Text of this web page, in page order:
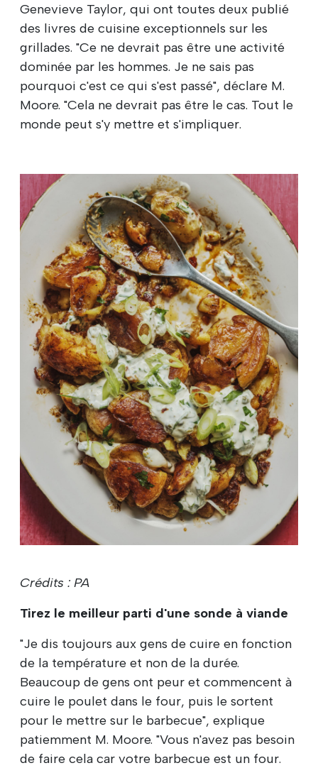
Genevieve Taylor, qui ont toutes deux publié
des livres de cuisine exceptionnels sur les
grillades. "Ce ne devrait pas être une activité
dominée par les hommes. Je ne sais pas
pourquoi c'est ce qui s'est passé", déclare M.
Moore. "Cela ne devrait pas être le cas. Tout le
monde peut s'y mettre et s'impliquer.
Crédits : PA
Tirez le meilleur parti d'une sonde à viande
"Je dis toujours aux gens de cuire en fonction
de la température et non de la durée.
Beaucoup de gens ont peur et commencent à
cuire le poulet dans le four, puis le sortent
pour le mettre sur le barbecue", explique
patiemment M. Moore. "Vous n'avez pas besoin
de faire cela car votre barbecue est un four.